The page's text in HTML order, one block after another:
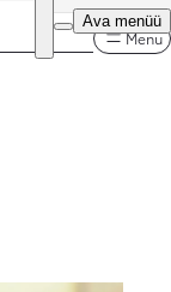
Ava menüü
Menu